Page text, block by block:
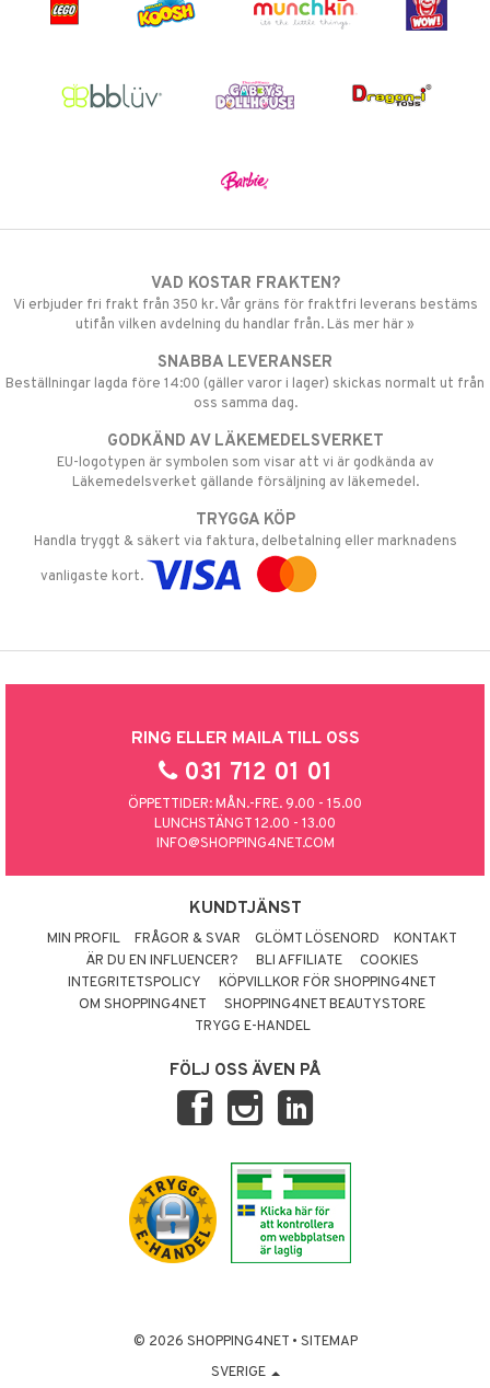
VAD KOSTAR FRAKTEN?
Vi erbjuder fri frakt från 350 kr. Vår gräns för fraktfri leverans bestäms
utifån vilken avdelning du handlar från. Läs mer här »
SNABBA LEVERANSER
Beställningar lagda före 14:00 (gäller varor i lager) skickas normalt ut från
oss samma dag.
GODKÄND AV LÄKEMEDELSVERKET
EU-logotypen är symbolen som visar att vi är godkända av
Läkemedelsverket gällande försäljning av läkemedel.
TRYGGA KÖP
Handla tryggt & säkert via faktura, delbetalning eller marknadens
vanligaste kort.
RING ELLER MAILA TILL OSS
031 712 01 01
ÖPPETTIDER: MÅN.-FRE. 9.00 - 15.00
LUNCHSTÄNGT 12.00 - 13.00
INFO@SHOPPING4NET.COM
KUNDTJÄNST
MIN PROFIL FRÅGOR & SVAR GLÖMT LÖSENORD
KONTAKT
ÄR DU EN INFLUENCER?
BLI AFFILIATE
COOKIES
INTEGRITETSPOLICY
KÖPVILLKOR FÖR SHOPPING4NET
OM SHOPPING4NET
SHOPPING4NET BEAUTYSTORE
TRYGG E-HANDEL
FÖLJ OSS ÄVEN PÅ
© 2026 SHOPPING4NET • SITEMAP
SVERIGE